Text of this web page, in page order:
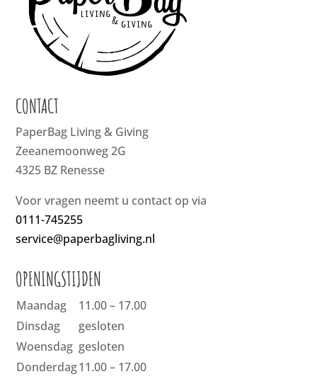
CONTACT
PaperBag Living & Giving
Zeeanemoonweg 2G
4325 BZ Renesse
Voor vragen neemt u contact op via
0111-745255
service@paperbagliving.nl
OPENINGSTIJDEN
Maandag
11.00 – 17.00
Dinsdag
gesloten
Woensdag gesloten
Donderdag11.00 – 17.00